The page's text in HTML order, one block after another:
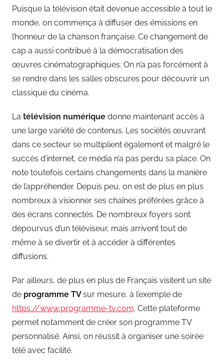
Puisque la télévision était devenue accessible à tout le
monde, on commença à diffuser des émissions en
l’honneur de la chanson française. Ce changement de
cap a aussi contribué à la démocratisation des
œuvres cinématographiques. On n’a pas forcément à
se rendre dans les salles obscures pour découvrir un
classique du cinéma.
La télévision numérique donne maintenant accès à
une large variété de contenus. Les sociétés œuvrant
dans ce secteur se multiplient également et malgré le
succès d’internet, ce média n’a pas perdu sa place. On
note toutefois certains changements dans la manière
de l’appréhender. Depuis peu, on est de plus en plus
nombreux à visionner ses chaînes préférées grâce à
des écrans connectés. De nombreux foyers sont
dépourvus d’un téléviseur, mais arrivent tout de
même à se divertir et à accéder à différentes
diffusions.
Par ailleurs, de plus en plus de Français visitent un site
de programme TVsur mesure, à l’exemple de
https://www.programme-tv.com. Cette plateforme
permet notamment de créer son programme TV
personnalisé. Ainsi, on réussit à organiser une soirée
télé avec facilité.